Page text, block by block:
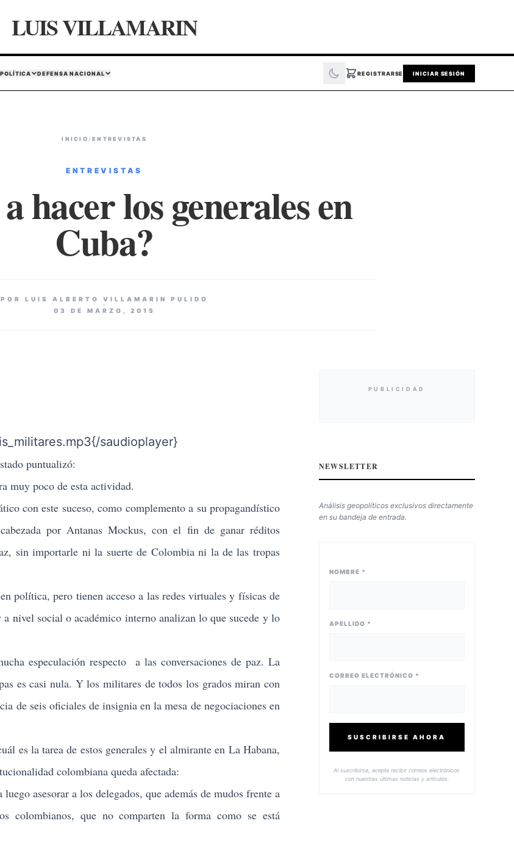
LUIS VILLAMARIN
DEFENSA NACIONAL REGISTRARSE INICIAR SESIÓN
INICIO / ENTREVISTAS
ENTREVISTAS
hacer los generales en
Cuba?
POR LUIS ALBERTO VILLAMARIN PULIDO
03 DE MARZO, 2015
saudioplayer}
puntualizó:
poco de esta actividad.
este suceso, como complemento a su propagandístico
por Antanas Mockus, con el fin de ganar réditos
sin importarle ni la suerte de Colombia ni la de las tropas
pero tienen acceso a las redes virtuales y físicas de
nivel social o académico interno analizan lo que sucede y lo
respecto a las conversaciones de paz. La
es casi nula. Y los militares de todos los grados miran con
de seis oficiales de insignia en la mesa de negociaciones en
la tarea de estos generales y el almirante en La Habana,
colombiana queda afectada:
asesorar a los delegados, que además de mudos frente a
colombianos, que no comparten la forma como se está
PUBLICIDAD
NEWSLETTER
Análisis geopolíticos exclusivos directamente
en su bandeja de entrada.
NOMBRE *
APELLIDO *
CORREO ELECTRÓNICO *
SUSCRIBIRSE AHORA
Al suscribirse, acepta recibir correos electrónicos
con nuestras últimas noticias y artículos.